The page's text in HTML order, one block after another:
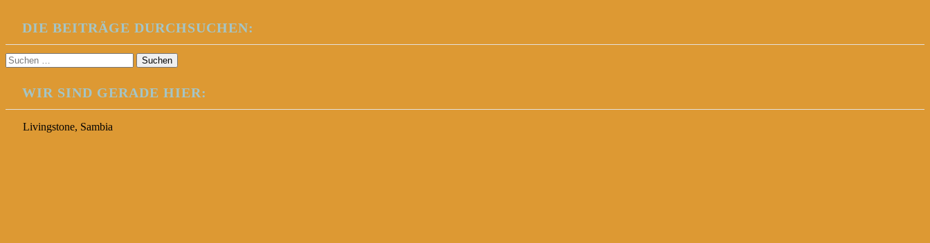
DIE BEITRÄGE DURCHSUCHEN:
Suchen
nach:
WIR SIND GERADE HIER:
Livingstone, Sambia